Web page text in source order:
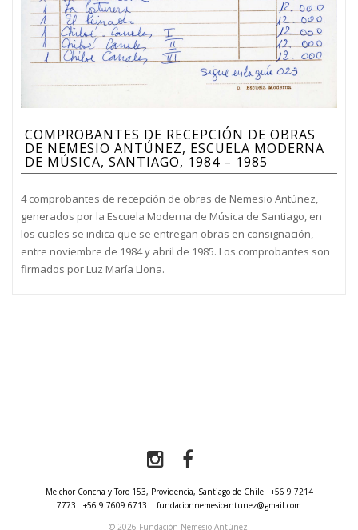
COMPROBANTES DE RECEPCIÓN DE OBRAS
DE NEMESIO ANTÚNEZ, ESCUELA MODERNA
DE MÚSICA, SANTIAGO, 1984 – 1985
4 comprobantes de recepción de obras de Nemesio Antúnez,
generados por la Escuela Moderna de Música de Santiago, en
los cuales se indica que se entregan obras en consignación,
entre noviembre de 1984 y abril de 1985. Los comprobantes son
firmados por Luz María Llona.
Melchor Concha y Toro 153, Providencia, Santiago de Chile. +56 9 7214
7773
+56 9 7609 6713
fundacionnemesioantunez@gmail.com
© 2026 Fundación Nemesio Antúnez.